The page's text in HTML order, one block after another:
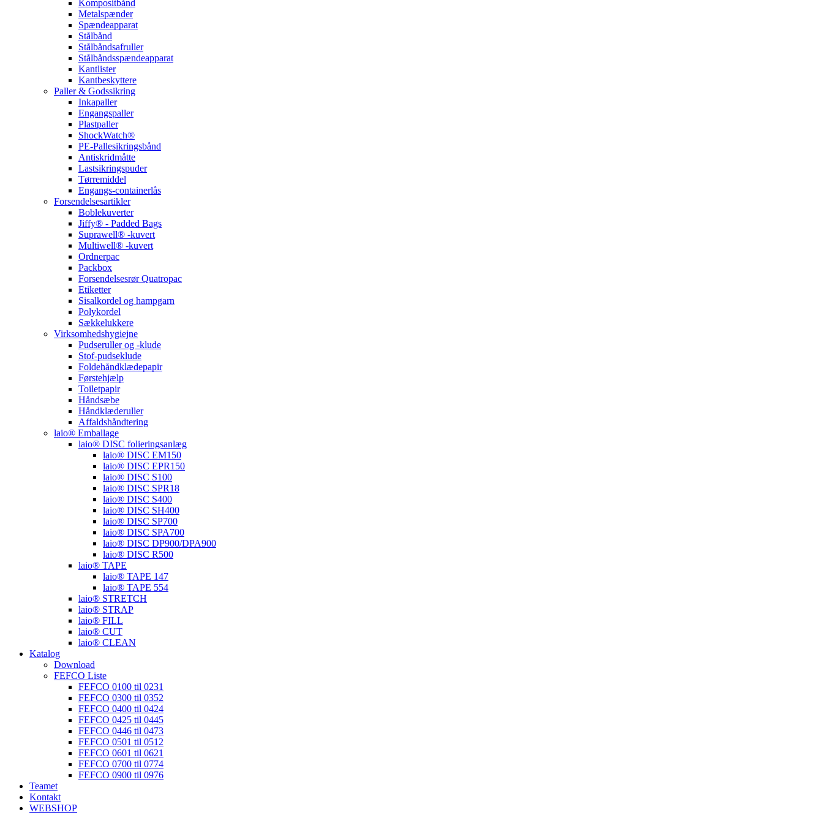
Kompositbånd
Metalspænder
Spændeapparat
Stålbånd
Stålbåndsafruller
Stålbåndsspændeapparat
Kantlister
Kantbeskyttere
Paller & Godssikring
Inkapaller
Engangspaller
Plastpaller
ShockWatch®
PE-Pallesikringsbånd
Antiskridmåtte
Lastsikringspuder
Tørremiddel
Engangs-containerlås
Forsendelsesartikler
Boblekuverter
Jiffy® - Padded Bags
Suprawell® -kuvert
Multiwell® -kuvert
Ordnerpac
Packbox
Forsendelsesrør Quatropac
Etiketter
Sisalkordel og hampgarn
Polykordel
Sækkelukkere
Virksomhedshygiejne
Pudseruller og -klude
Stof-pudseklude
Foldehåndklædepapir
Førstehjælp
Toiletpapir
Håndsæbe
Håndklæderuller
Affaldshåndtering
laio® Emballage
laio® DISC folieringsanlæg
laio® DISC EM150
laio® DISC EPR150
laio® DISC S100
laio® DISC SPR18
laio® DISC S400
laio® DISC SH400
laio® DISC SP700
laio® DISC SPA700
laio® DISC DP900/DPA900
laio® DISC R500
laio® TAPE
laio® TAPE 147
laio® TAPE 554
laio® STRETCH
laio® STRAP
laio® FILL
laio® CUT
laio® CLEAN
Katalog
Download
FEFCO Liste
FEFCO 0100 til 0231
FEFCO 0300 til 0352
FEFCO 0400 til 0424
FEFCO 0425 til 0445
FEFCO 0446 til 0473
FEFCO 0501 til 0512
FEFCO 0601 til 0621
FEFCO 0700 til 0774
FEFCO 0900 til 0976
Teamet
Kontakt
WEBSHOP